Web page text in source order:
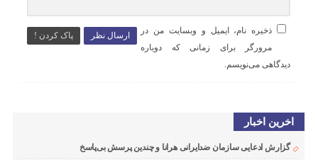
ارسال نظر پاک کردن !
ذخیره نام، ایمیل و وبسایت من در
مرورگر برای زمانی که دوباره
دیدگاهی می‌نویسم.
اخرین اخبار
گزارش ادعایی سازمان ضدایرانی هرانا و چندین پرسش بی‌پاسخ